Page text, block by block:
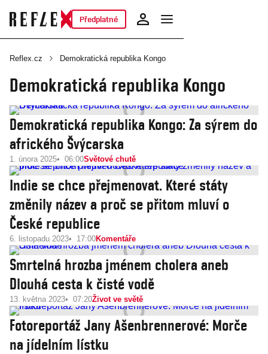
Předplatné
Reflex.cz Demokratická republika Kongo
Demokratická republika Kongo
Demokratická republika Kongo: Za sýrem do
afrického Švýcarska
1. února 2025 06:00Světové chutě
Indie se chce přejmenovat. Které státy
změnily název a proč se přitom mluví o
České republice
6. listopadu 2023 17:00Komentáře
Smrtelná hrozba jménem cholera aneb
Dlouhá cesta k čisté vodě
13. května 2023 07:20Život ve světě
Fotoreportáž Jany Ašenbrennerové: Morče
na jídelním lístku